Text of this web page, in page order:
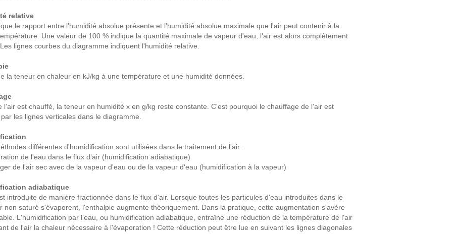
relative
le rapport entre l'humidité absolue présente et l'humidité absolue maximale que l'air peut contenir à la
Une valeur de 100 % indique la quantité maximale de vapeur d'eau, l'air est alors complètement
lignes courbes du diagramme indiquent l'humidité relative.
la teneur en chaleur en kJ/kg à une température et une humidité données.
l'air est chauffé, la teneur en humidité x en g/kg reste constante. C'est pourquoi le chauffage de l'air est
les lignes verticales dans le diagramme.
différentes d'humidification sont utilisées dans le traitement de l'air :
de l'eau dans le flux d'air (humidification adiabatique)
de l'air sec avec de la vapeur d'eau ou de la vapeur d'eau (humidification à la vapeur)
adiabatique
introduite de manière fractionnée dans le flux d'air. Lorsque toutes les particules d'eau introduites dans le
non saturé s'évaporent, l'enthalpie augmente théoriquement. Dans la pratique, cette augmentation s'avère
L'humidification par l'eau, ou humidification adiabatique, entraîne une réduction de la température de l'air
de l'air la chaleur nécessaire à l'évaporation ! Cette réduction peut être lue en suivant les lignes diagonales